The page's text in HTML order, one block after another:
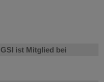
GSI ist Mitglied bei